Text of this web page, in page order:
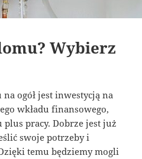
Wybierz
ogół jest inwestycją na
wkładu finansowego,
plus pracy. Dobrze jest już
swoje potrzeby i
temu będziemy mogli